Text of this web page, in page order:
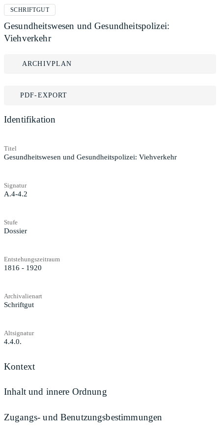
SCHRIFTGUT
Gesundheitswesen und Gesundheitspolizei:
Viehverkehr
ARCHIVPLAN
PDF-EXPORT
Identifikation
Titel
Gesundheitswesen und Gesundheitspolizei: Viehverkehr
Signatur
A.4-4.2
Stufe
Dossier
Entstehungszeitraum
1816 - 1920
Archivalienart
Schriftgut
Altsignatur
4.4.0.
Kontext
Inhalt und innere Ordnung
Zugangs- und Benutzungsbestimmungen